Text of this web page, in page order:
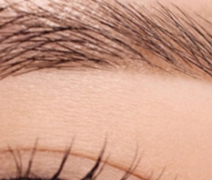
ナルブランドカラコン
レー] ボシュロム ラシェル (1
コン、乱視カラコン、格安乱
乱視用カラコン、韓国乱視カラ
ン、遠視カラコン、コンタクト
、格安カラコン専門の格安フ
カラコン